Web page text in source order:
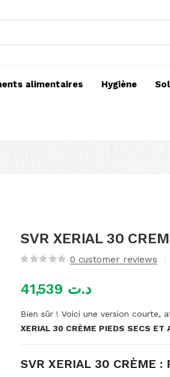
alimentaires Hygiène
SVR XERIAL 30
0 customer reviews
د.ت
Bien sûr ! Voici une version courte,
XERIAL 30 CRÈME PIEDS SECS ET
SVR XERIAL 30 CRÈME